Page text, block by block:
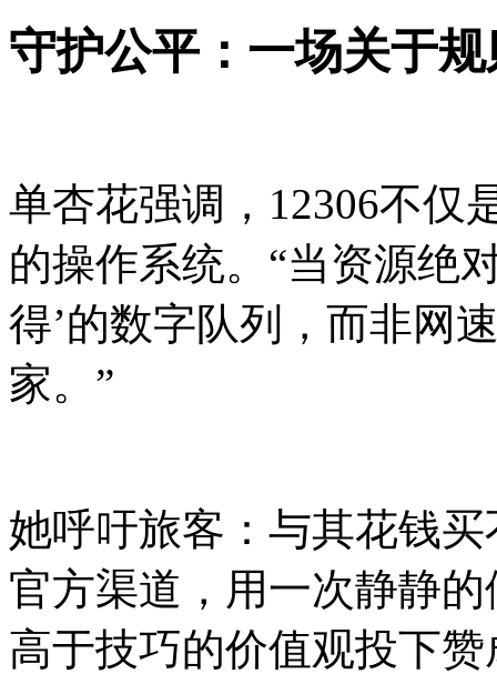
守护公平：一场关于
单杏花强调，12306不仅
的操作系统。“当资源绝
得’的数字队列，而非网
家。”
她呼吁旅客：与其花钱
官方渠道，用一次静静
高于技巧的价值观投下赞